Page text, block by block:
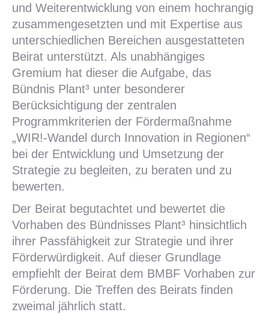
und Weiterentwicklung von einem hochrangig
zusammengesetzten und mit Expertise aus
unterschiedlichen Bereichen ausgestatteten
Beirat unterstützt. Als unabhängiges
Gremium hat dieser die Aufgabe, das
Bündnis Plant³ unter besonderer
Berücksichtigung der zentralen
Programmkriterien der Fördermaßnahme
„WIR!-Wandel durch Innovation in Regionen“
bei der Entwicklung und Umsetzung der
Strategie zu begleiten, zu beraten und zu
bewerten.
Der Beirat begutachtet und bewertet die
Vorhaben des Bündnisses Plant³ hinsichtlich
ihrer Passfähigkeit zur Strategie und ihrer
Förderwürdigkeit. Auf dieser Grundlage
empfiehlt der Beirat dem BMBF Vorhaben zur
Förderung. Die Treffen des Beirats finden
zweimal jährlich statt.